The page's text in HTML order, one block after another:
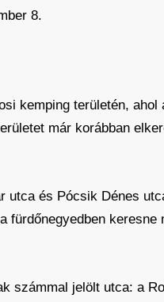
8.
kemping területén,
már korábban
utca és Pócsik Dénes
számmal jelölt utca: a